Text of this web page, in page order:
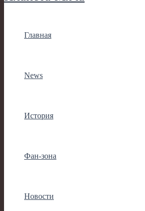
Главная
News
История
Фан-зона
Новости